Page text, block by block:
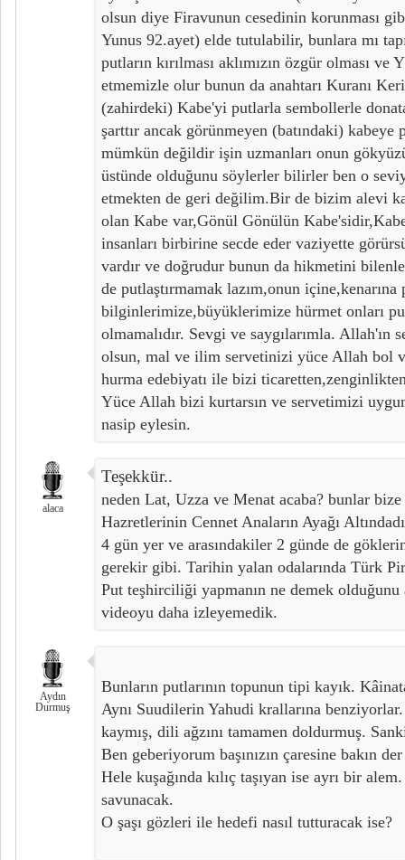
olsun diye Firavunun cesedinin korunması
Yunus 92.ayet) elde tutulabilir, bunlara mı
putların kırılması aklımızın özgür olması
etmemizle olur bunun da anahtarı Kuranı
(zahirdeki) Kabe'yi putlarla sembollerle
şarttır ancak görünmeyen (batındaki) kabeye
mümkün değildir işin uzmanları onun
üstünde olduğunu söylerler bilirler ben o
etmekten de geri değilim.Bir de bizim alevi
olan Kabe var,Gönül Gönülün
insanları birbirine secde eder vaziyette
vardır ve doğrudur bunun da hikmetini
de putlaştırmamak lazım,onun
bilginlerimize,büyüklerimize hürmet onları
olmamalıdır. Sevgi ve saygılarımla. Allah'ın
olsun, mal ve ilim servetinizi yüce Allah bol
hurma edebiyatı ile bizi
Yüce Allah bizi kurtarsın ve servetimizi
nasip eylesin.
alaca
Teşekkür..
neden Lat, Uzza ve Menat acaba? bunlar
Hazretlerinin Cennet Anaların Ayağı
4 gün yer ve arasındakiler 2 günde de
gerekir gibi. Tarihin yalan odalarında Türk
Put teşhirciliği yapmanın ne demek
videoyu daha izleyemedik.
Aydın
Durmuş
Bunların putlarının topunun tipi kayık.
Aynı Suudilerin Yahudi krallarına
kaymış, dili ağzını tamamen doldurmuş.
Ben geberiyorum başınızın çaresine bakın
Hele kuşağında kılıç taşıyan ise ayrı bir
savunacak.
O şaşı gözleri ile hedefi nasıl tutturacak ise?